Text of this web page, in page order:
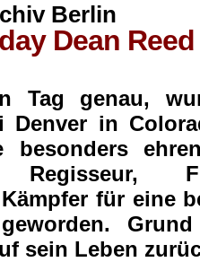
Berlin
Dean Reed
Tag genau,
Denver in
Regisseur,
für eine
sein Leben